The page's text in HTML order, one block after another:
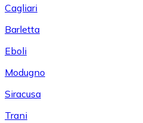
Cagliari
Barletta
Eboli
Modugno
Siracusa
Trani